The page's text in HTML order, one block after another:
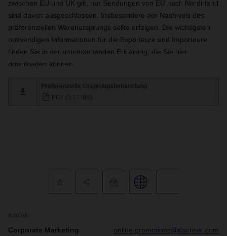
zwischen EU und UK gilt, nur Sendungen von EU nach Nordirland
sind davon ausgeschlossen. Insbesondere der Nachweis des
präferenziellen Warenursprungs sollte erfolgen. Die wichtigsten
notwendigen Informationen für die Exporteure und Importeure
finden Sie in der untenstehenden Erklärung, die Sie hier
downloaden können.
Kontakt
Corporate Marketing online.promotions@dachser.com